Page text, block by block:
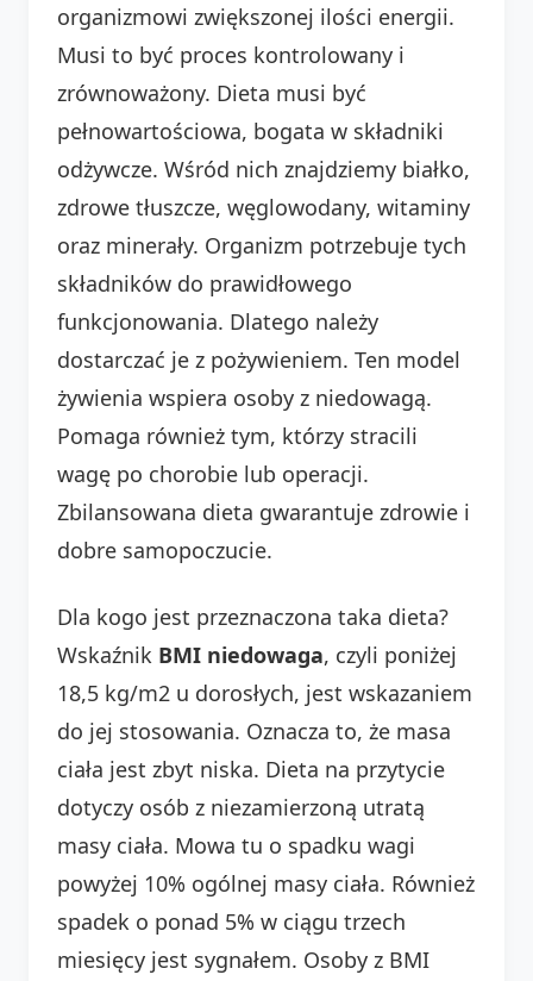
organizmowi zwiększonej ilości energii.
Musi to być proces kontrolowany i
zrównoważony. Dieta musi być
pełnowartościowa, bogata w składniki
odżywcze. Wśród nich znajdziemy białko,
zdrowe tłuszcze, węglowodany, witaminy
oraz minerały. Organizm potrzebuje tych
składników do prawidłowego
funkcjonowania. Dlatego należy
dostarczać je z pożywieniem. Ten model
żywienia wspiera osoby z niedowagą.
Pomaga również tym, którzy stracili
wagę po chorobie lub operacji.
Zbilansowana dieta gwarantuje zdrowie i
dobre samopoczucie.
Dla kogo jest przeznaczona taka dieta?
Wskaźnik BMI niedowaga, czyli poniżej
18,5 kg/m2 u dorosłych, jest wskazaniem
do jej stosowania. Oznacza to, że masa
ciała jest zbyt niska. Dieta na przytycie
dotyczy osób z niezamierzoną utratą
masy ciała. Mowa tu o spadku wagi
powyżej 10% ogólnej masy ciała. Również
spadek o ponad 5% w ciągu trzech
miesięcy jest sygnałem. Osoby z BMI